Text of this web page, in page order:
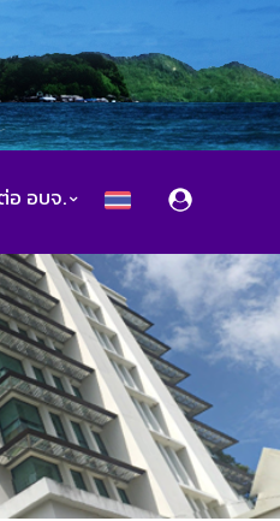
อ อบจ.